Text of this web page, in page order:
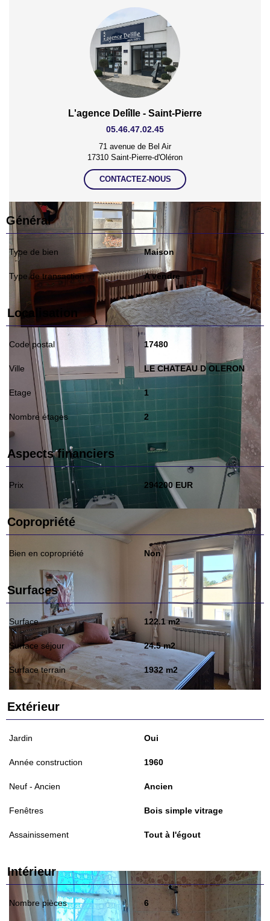
L'agence Delîlle - Saint-Pierre
05.46.47.02.45
71 avenue de Bel Air
17310 Saint-Pierre-d'Oléron
CONTACTEZ-NOUS
Général
Type de bien Maison
Type de transaction A vendre
Localisation
Code postal 17480
Ville LE CHATEAU D OLERON
Etage 1
Nombre étages 2
Aspects financiers
Prix 294200 EUR
Copropriété
Bien en copropriété Non
Surfaces
Surface 122.1 m2
Surface séjour 24.5 m2
Surface terrain 1932 m2
Extérieur
Jardin Oui
Année construction 1960
Neuf - Ancien Ancien
Fenêtres Bois simple vitrage
Assainissement Tout à l'égout
Intérieur
Nombre pièces 6